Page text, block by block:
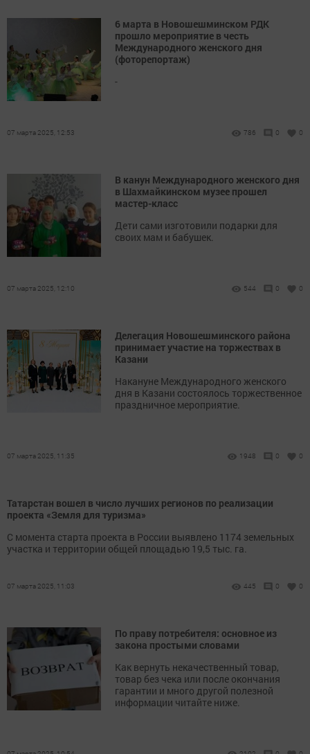
6 марта в Новошешминском РДК
прошло мероприятие в честь
Международного женского дня
(фоторепортаж)
-
07 марта 2025, 12:53 786 0 0
В канун Международного женского дня
в Шахмайкинском музее прошел
мастер-класс
Дети сами изготовили подарки для
своих мам и бабушек.
07 марта 2025, 12:10 544 0 0
Делегация Новошешминского района
принимает участие на торжествах в
Казани
Накануне Международного женского
дня в Казани состоялось торжественное
праздничное мероприятие.
07 марта 2025, 11:35 1948 0 0
Татарстан вошел в число лучших регионов по реализации
проекта «Земля для туризма»
С момента старта проекта в России выявлено 1174 земельных
участка и территории общей площадью 19,5 тыс. га.
07 марта 2025, 11:03 445 0 0
По праву потребителя: основное из
закона простыми словами
Как вернуть некачественный товар,
товар без чека или после окончания
гарантии и много другой полезной
информации читайте ниже.